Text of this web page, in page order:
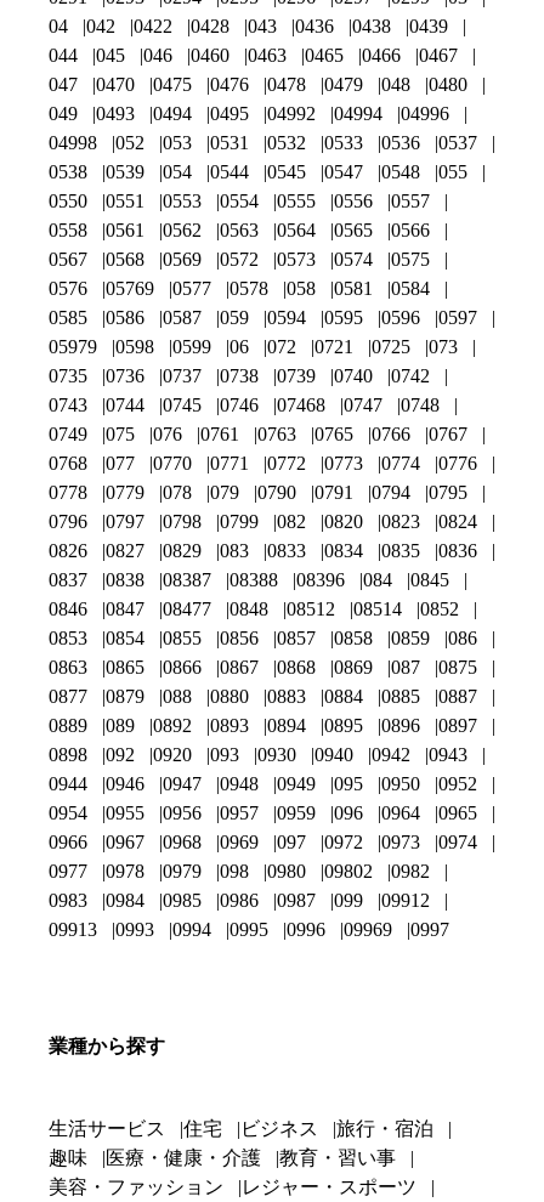
04
042 0422 0428 043 0436 0438
0439
044
045 046 0460 0463 0465 0466
0467
047
0470 0475 0476 0478 0479 048
0480
049
0493 0494 0495 04992 04994
04996
04998
052 053 0531 0532 0533 0536
0537
0538
0539 054 0544 0545 0547 0548
055
0550
0551 0553 0554 0555 0556
0557
0558
0561 0562 0563 0564 0565
0566
0567
0568 0569 0572 0573 0574
0575
0576
05769 0577 0578 058 0581
0584
0585
0586 0587 059 0594 0595 0596
0597
05979
0598 0599 06 072 0721 0725
073
0735
0736 0737 0738 0739 0740
0742
0743
0744 0745 0746 07468 0747
0748
0749
075 076 0761 0763 0765 0766
0767
0768
077 0770 0771 0772 0773 0774
0776
0778
0779 078 079 0790 0791 0794
0795
0796
0797 0798 0799 082 0820 0823
0824
0826
0827 0829 083 0833 0834 0835
0836
0837
0838 08387 08388 08396 084
0845
0846
0847 08477 0848 08512 08514
0852
0853
0854 0855 0856 0857 0858 0859
086
0863
0865 0866 0867 0868 0869 087
0875
0877
0879 088 0880 0883 0884 0885
0887
0889
089 0892 0893 0894 0895 0896
0897
0898
092 0920 093 0930 0940 0942
0943
0944
0946 0947 0948 0949 095 0950
0952
0954
0955 0956 0957 0959 096 0964
0965
0966
0967 0968 0969 097 0972 0973
0974
0977
0978 0979 098 0980 09802
0982
0983
0984 0985 0986 0987 099
09912
09913
0993 0994 0995 0996 09969 0997
業種から探す
生活サービス 住宅 ビジネス
旅行・宿泊
趣味
医療・健康・介護
教育・習い事
美容・ファッション
レジャー・スポーツ